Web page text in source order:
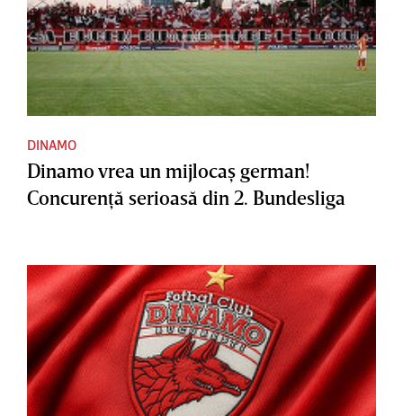
DINAMO
Dinamo vrea un mijlocaş german!
Concurenţă serioasă din 2. Bundesliga